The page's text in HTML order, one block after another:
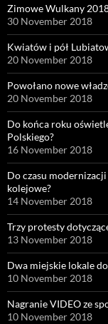
Zimowe Wulkany
30 November 2018
Kwiatów i pół
20 November 2018
Powołano nowe
20 November 2018
Do końca roku
Polskiego?
16 November 2018
Do czasu
kolejowe?
14 November 2018
Trzy protesty
13 November 2018
Dwa miejskie lokale
10 November 2018
Nagranie VIDEO ze
10 November 2018